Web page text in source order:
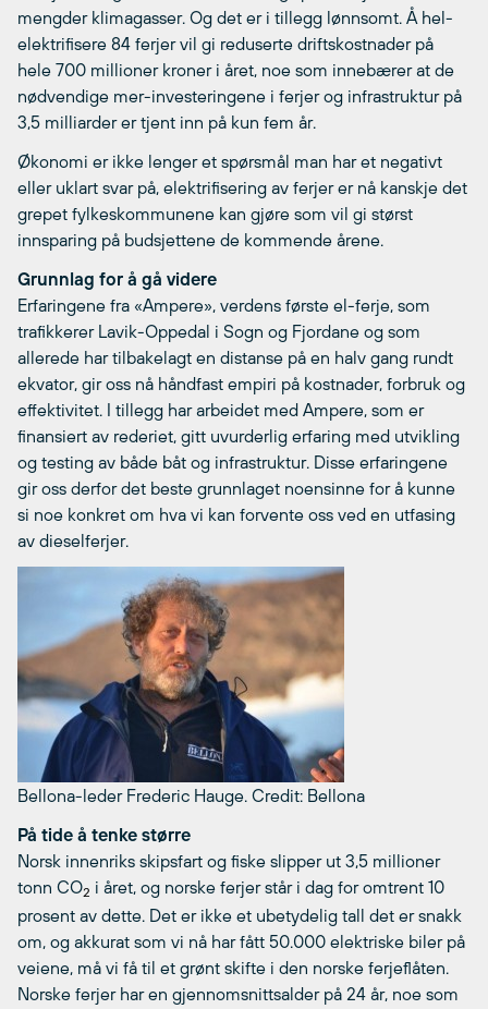
mengder klimagasser. Og det er i tillegg lønnsomt. Å hel-
elektrifisere 84 ferjer vil gi reduserte driftskostnader på
hele 700 millioner kroner i året, noe som innebærer at de
nødvendige mer-investeringene i ferjer og infrastruktur på
3,5 milliarder er tjent inn på kun fem år.
Økonomi er ikke lenger et spørsmål man har et negativt
eller uklart svar på, elektrifisering av ferjer er nå kanskje det
grepet fylkeskommunene kan gjøre som vil gi størst
innsparing på budsjettene de kommende årene.
Grunnlag for å gå videre
Erfaringene fra «Ampere», verdens første el-ferje, som
trafikkerer Lavik-Oppedal i Sogn og Fjordane og som
allerede har tilbakelagt en distanse på en halv gang rundt
ekvator, gir oss nå håndfast empiri på kostnader, forbruk og
effektivitet. I tillegg har arbeidet med Ampere, som er
finansiert av rederiet, gitt uvurderlig erfaring med utvikling
og testing av både båt og infrastruktur. Disse erfaringene
gir oss derfor det beste grunnlaget noensinne for å kunne
si noe konkret om hva vi kan forvente oss ved en utfasing
av dieselferjer.
Bellona-leder Frederic Hauge. Credit: Bellona
På tide å tenke større
Norsk innenriks skipsfart og fiske slipper ut 3,5 millioner
tonn CO2 i året, og norske ferjer står i dag for omtrent 10
prosent av dette. Det er ikke et ubetydelig tall det er snakk
om, og akkurat som vi nå har fått 50.000 elektriske biler på
veiene, må vi få til et grønt skifte i den norske ferjeflåten.
Norske ferjer har en gjennomsnittsalder på 24 år, noe som